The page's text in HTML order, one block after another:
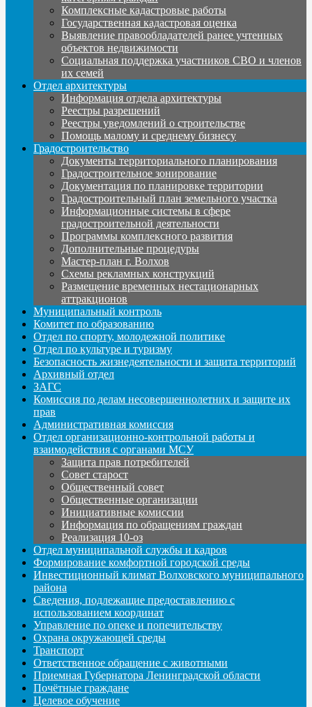
Комплексные кадастровые работы
Государственная кадастровая оценка
Выявление правообладателей ранее учтенных
объектов недвижимости
Социальная поддержка участников СВО и членов
их семей
Отдел архитектуры
Информация отдела архитектуры
Реестры разрешений
Реестры уведомлений о строительстве
Помощь малому и среднему бизнесу
Градостроительство
Документы территориального планирования
Градостроительное зонирование
Документация по планировке территории
Градостроительный план земельного участка
Информационные системы в сфере
градостроительной деятельности
Программы комплексного развития
Дополнительные процедуры
Мастер-план г. Волхов
Схемы рекламных конструкций
Размещение временных нестационарных
аттракционов
Муниципальный контроль
Комитет по образованию
Отдел по спорту, молодежной политике
Отдел по культуре и туризму
Безопасность жизнедеятельности и защита территорий
Архивный отдел
ЗАГС
Комиссия по делам несовершеннолетних и защите их
прав
Административная комиссия
Отдел организационно-контрольной работы и
взаимодействия с органами МСУ
Защита прав потребителей
Совет старост
Общественный совет
Общественные организации
Инициативные комиссии
Информация по обращениям граждан
Реализация 10-оз
Отдел муниципальной службы и кадров
Формирование комфортной городской среды
Инвестиционный климат Волховского муниципального
района
Сведения, подлежащие предоставлению с
использованием координат
Управление по опеке и попечительству
Охрана окружающей среды
Транспорт
Ответственное обращение с животными
Приемная Губернатора Ленинградской области
Почётные граждане
Целевое обучение